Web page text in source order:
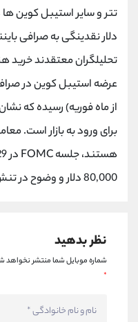
دلار نقدینگی به صرافی
تحلیلگران معتقدند خرید
از ماه فوریه) رسیده که
برای ورود به بازار است.
هستند، جلسه FOMC در 29 آوریل، تثبیت
80,000 دلار و وضوح در تنش های ژئوپلیتیک.
نظر بدهید
شماره موبایل شما منتشر نخواهد
*
بدون پیش شماره
اینستاگرام
کانال تلگرام